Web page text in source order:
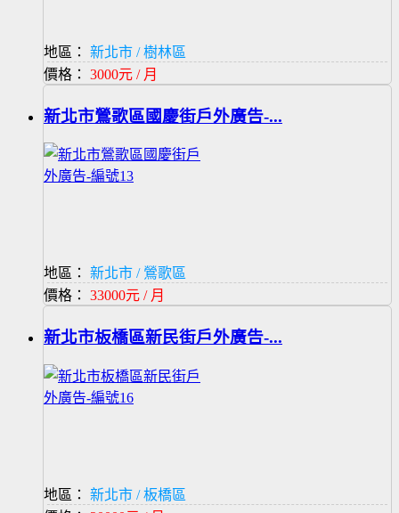
地區：
新北市 / 樹林區
價格： 3000元 / 月
新北市鶯歌區國慶街戶外廣告-...
地區：
新北市 / 鶯歌區
價格： 33000元 / 月
新北市板橋區新民街戶外廣告-...
地區：
新北市 / 板橋區